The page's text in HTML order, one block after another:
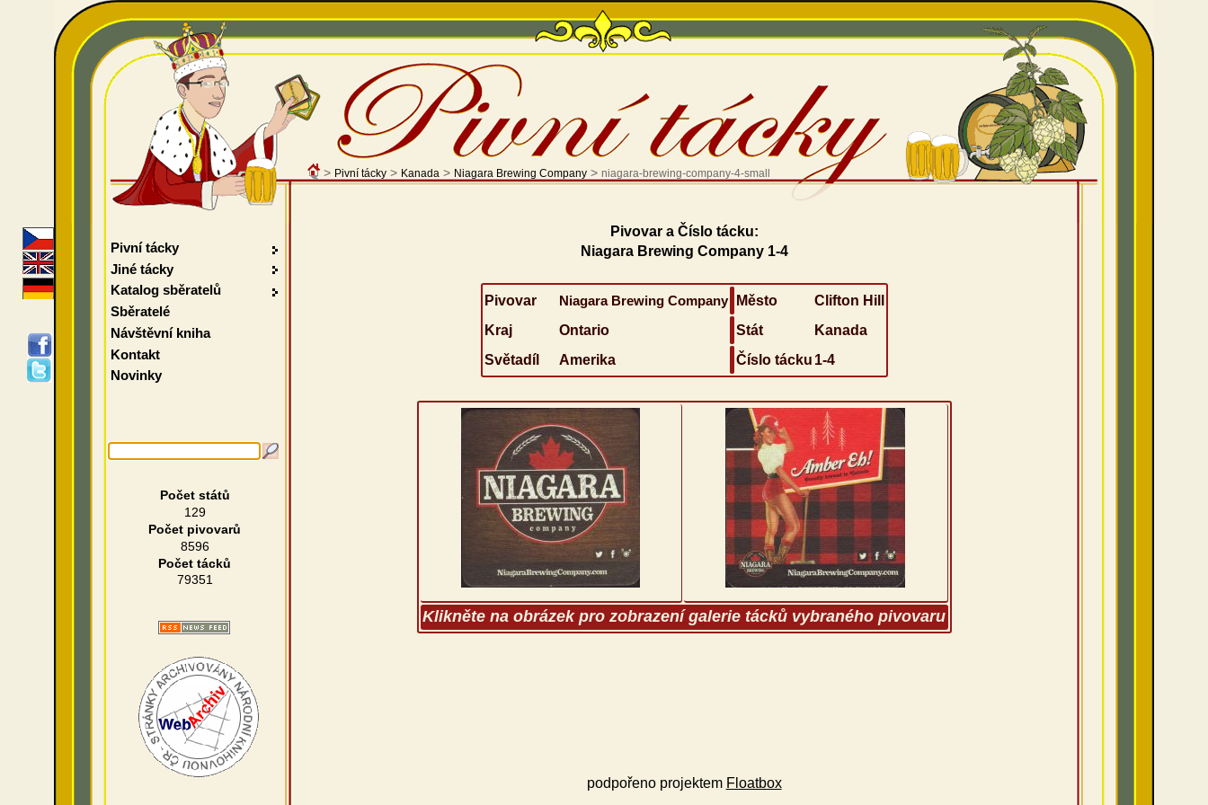
> Pivní tácky> Kanada> Niagara Brewing Company> niagara-brewing-company-4-small
Pivovar a Číslo tácku:
Niagara Brewing Company 1-4
Pivovar Niagara Brewing Company Město
Clifton Hill
Kraj
Ontario Stát
Kanada
Světadíl
Amerika Číslo tácku 1-4
Klikněte na obrázek pro zobrazení galerie tácků vybraného pivovaru
podpořeno projektem Floatbox
Pivní tácky
Jiné tácky
Katalog sběratelů
Sběratelé
Návštěvní kniha
Kontakt
Novinky
Počet států
129
Počet pivovarů
8596
Počet tácků
79351